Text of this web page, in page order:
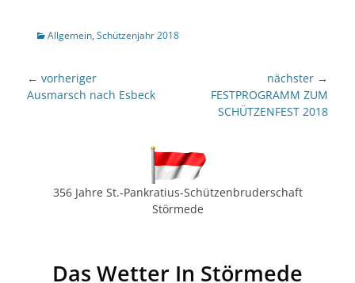
Kategorien
Allgemein, Schützenjahr 2018
Beitragsnavigation
← vorheriger
Vorheriger
Ausmarsch nach Esbeck
nächster →
nächsterFESTPROGRAMM ZUM
SCHÜTZENFEST 2018
356 Jahre St.-Pankratius-Schützenbruderschaft
Störmede
Das Wetter In Störmede